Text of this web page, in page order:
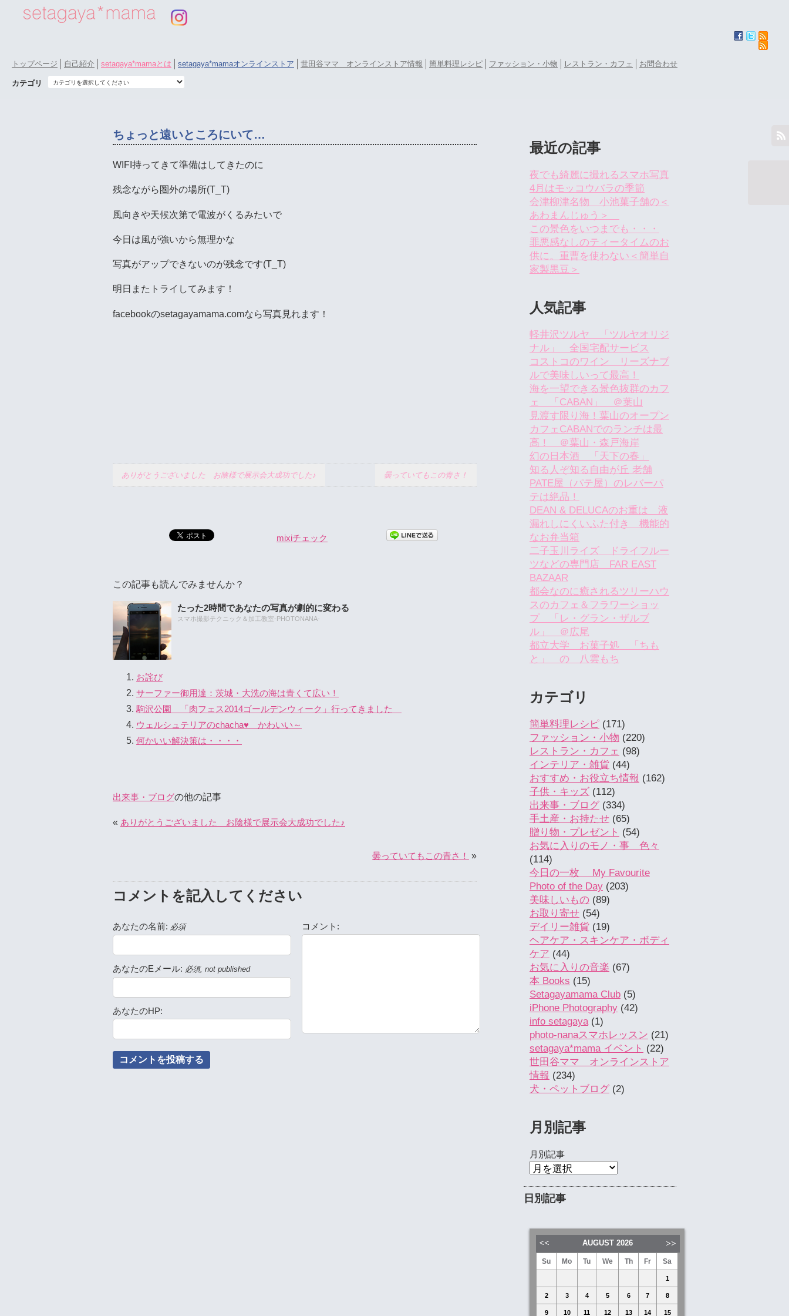
トップページ 自己紹介 setagaya*mamaとは setagaya*mamaオンラインストア 世田谷ママ オンラインストア情報 簡単料理レシピ ファッション・小物 レストラン・カフェ お問合わせ
カテゴリ
ちょっと遠いところにいて…
WIFI持ってきて準備はしてきたのに
残念ながら圏外の場所(T_T)
風向きや天候次第で電波がくるみたいで
今日は風が強いから無理かな
写真がアップできないのが残念です(T_T)
明日またトライしてみます！
facebookのsetagayamama.comなら写真見れます！
ありがとうございました お陰様で展示会大成功でした♪ 曇っていてもこの青さ！
mixiチェック
この記事も読んでみませんか？
たった2時間であなたの写真が劇的に変わる
スマホ撮影テクニック＆加工教室-PHOTONANA-
お詫び
サーファー御用達：茨城・大洗の海は青くて広い！
駒沢公園 「肉フェス2014ゴールデンウィーク」行ってきました
ウェルシュテリアのchacha♥ かわいい～
何かいい解決策は・・・・
出来事・ブログの他の記事
« ありがとうございました お陰様で展示会大成功でした♪
曇っていてもこの青さ！ »
コメントを記入してください
あなたの名前: 必須
あなたのEメール: 必須, not published
あなたのHP:
コメント:
最近の記事
夜でも綺麗に撮れるスマホ写真
4月はモッコウバラの季節
会津柳津名物 小池菓子舗の＜
あわまんじゅう＞
この景色をいつまでも・・・
罪悪感なしのティータイムのお
供に。重曹を使わない＜簡単自
家製黒豆＞
人気記事
軽井沢ツルヤ 「ツルヤオリジ
ナル」 全国宅配サービス
コストコのワイン リーズナブ
ルで美味しいって最高！
海を一望できる景色抜群のカフ
ェ 「CABAN」 ＠葉山
見渡す限り海！葉山のオープン
カフェCABANでのランチは最
高！ ＠葉山・森戸海岸
幻の日本酒 「天下の春」
知る人ぞ知る自由が丘 老舗
PATE屋（パテ屋）のレバーパ
テは絶品！
DEAN & DELUCAのお重は 液
漏れしにくいふた付き 機能的
なお弁当箱
二子玉川ライズ ドライフルー
ツなどの専門店 FAR EAST
BAZAAR
都会なのに癒されるツリーハウ
スのカフェ＆フラワーショッ
プ 「レ・グラン・ザルブ
ル」 ＠広尾
都立大学 お菓子処 「ちも
と」 の 八雲もち
カテゴリ
簡単料理レシピ (171)
ファッション・小物 (220)
レストラン・カフェ (98)
インテリア・雑貨 (44)
おすすめ・お役立ち情報 (162)
子供・キッズ (112)
出来事・ブログ (334)
手土産・お持たせ (65)
贈り物・プレゼント (54)
お気に入りのモノ・事 色々
(114)
今日の一枚 My Favourite
Photo of the Day (203)
美味しいもの (89)
お取り寄せ (54)
デイリー雑貨 (19)
ヘアケア・スキンケア・ボディ
ケア (44)
お気に入りの音楽 (67)
本 Books (15)
Setagayamama Club (5)
iPhone Photography (42)
info setagaya(1)
photo-nanaスマホレッスン (21)
setagaya*mama イベント (22)
世田谷ママ オンラインストア
情報 (234)
犬・ペットブログ (2)
月別記事
月別記事
日別記事
AUGUST 2026
Su Mo Tu We Th Fr Sa
1
2 3 4 5 6 7 8
9 10 11 12 13 14 15